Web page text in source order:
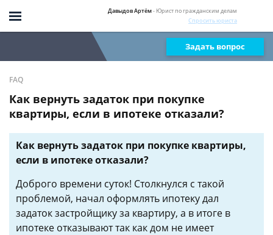
Давыдов Артём- Юрист по гражданским делам
Спросить юриста
Задать вопрос
FAQ
Как вернуть задаток при покупке
квартиры, если в ипотеке отказали?
Как вернуть задаток при покупке квартиры,
если в ипотеке отказали?
Доброго времени суток! Столкнулся с такой
проблемой, начал оформлять ипотеку дал
задаток застройщику за квартиру, а в итоге в
ипотеке отказывают так как дом не имеет